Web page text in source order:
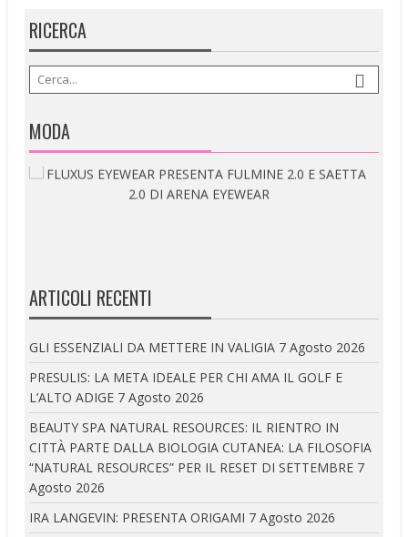
RICERCA
MODA
ARTICOLI RECENTI
GLI ESSENZIALI DA METTERE IN VALIGIA 7 Agosto 2026
PRESULIS: LA META IDEALE PER CHI AMA IL GOLF E
L’ALTO ADIGE 7 Agosto 2026
BEAUTY SPA NATURAL RESOURCES: IL RIENTRO IN
CITTÀ PARTE DALLA BIOLOGIA CUTANEA: LA FILOSOFIA
“NATURAL RESOURCES” PER IL RESET DI SETTEMBRE 7
Agosto 2026
IRA LANGEVIN: PRESENTA ORIGAMI 7 Agosto 2026